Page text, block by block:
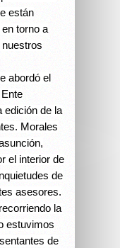
están
torno a
abordó el
edición de la
Morales
el interior de
de
asesores.
la
estuvimos
de